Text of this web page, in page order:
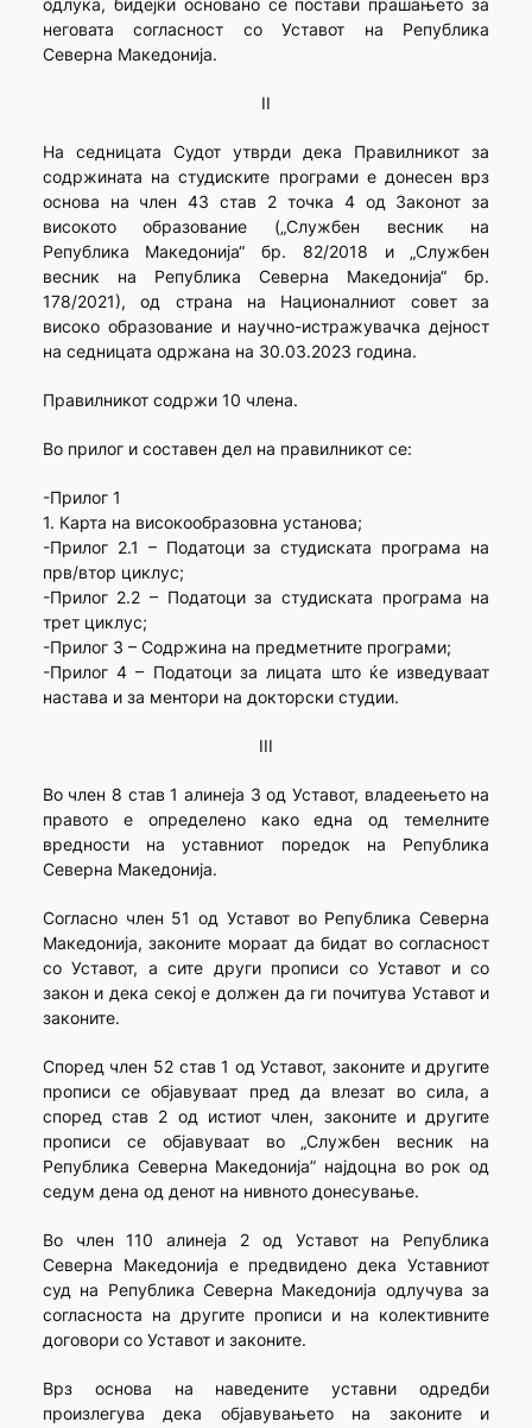
одлука, бидејќи основано се постави прашањето за
неговата согласност со Уставот на Република
Северна Македонија.
II
На седницата Судот утврди дека Правилникот за
содржината на студиските програми е донесен врз
основа на член 43 став 2 точка 4 од Законот за
високото образование („Службен весник на
Република Македонија“ бр. 82/2018 и „Службен
весник на Република Северна Македонија“ бр.
178/2021), од страна на Националниот совет за
високо образование и научно-истражувачка дејност
на седницата одржана на 30.03.2023 година.
Правилникот содржи 10 члена.
Во прилог и составен дел на правилникот се:
-Прилог 1
1. Карта на високообразовна установа;
-Прилог 2.1 – Податоци за студиската програма на
прв/втор циклус;
-Прилог 2.2 – Податоци за студиската програма на
трет циклус;
-Прилог 3 – Содржина на предметните програми;
-Прилог 4 – Податоци за лицата што ќе изведуваат
настава и за ментори на докторски студии.
III
Во член 8 став 1 алинеја 3 од Уставот, владеењето на
правото е определено како една од темелните
вредности на уставниот поредок на Република
Северна Македонија.
Согласно член 51 од Уставот во Република Северна
Македонија, законите мораат да бидат во согласност
со Уставот, а сите други прописи со Уставот и со
закон и дека секој е должен да ги почитува Уставот и
законите.
Според член 52 став 1 од Уставот, законите и другите
прописи се објавуваат пред да влезат во сила, а
според став 2 од истиот член, законите и другите
прописи се објавуваат во „Службен весник на
Република Северна Македонија” најдоцна во рок од
седум дена од денот на нивното донесување.
Во член 110 алинеја 2 од Уставот на Република
Северна Македонија е предвидено дека Уставниот
суд на Република Северна Македонија одлучува за
согласноста на другите прописи и на колективните
договори со Уставот и законите.
Врз основа на наведените уставни одредби
произлегува дека објавувањето на законите и